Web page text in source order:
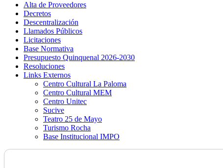
Alta de Proveedores
Decretos
Descentralización
Llamados Públicos
Licitaciones
Base Normativa
Presupuesto Quinquenal 2026-2030
Resoluciones
Links Externos
Centro Cultural La Paloma
Centro Cultural MEM
Centro Unitec
Sucive
Teatro 25 de Mayo
Turismo Rocha
Base Institucional IMPO